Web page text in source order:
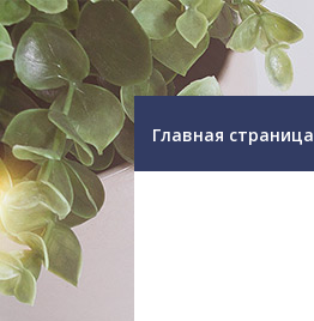
Главная страница